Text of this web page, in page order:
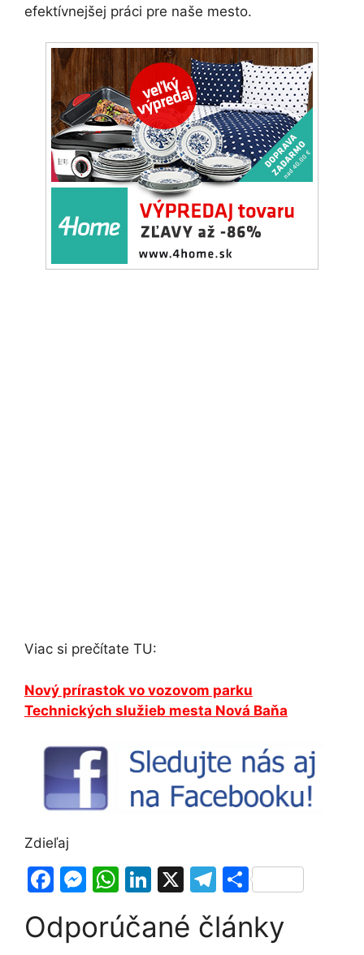
efektívnejšej práci pre naše mesto.
Viac si prečítate TU:
Nový prírastok vo vozovom parku
Technických služieb mesta Nová Baňa
Zdieľaj
F
c
M
s
W
at
Li
k
X
T
e
S
ar
Odporúčané články